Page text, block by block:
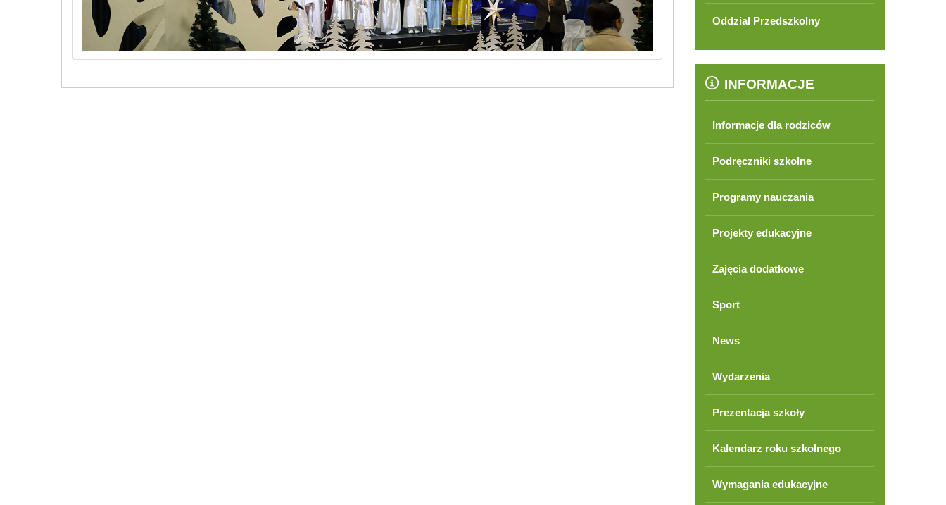
Oddział Przedszkolny
INFORMACJE
Informacje dla rodziców
Podręczniki szkolne
Programy nauczania
Projekty edukacyjne
Zajęcia dodatkowe
Sport
News
Wydarzenia
Prezentacja szkoły
Kalendarz roku szkolnego
Wymagania edukacyjne